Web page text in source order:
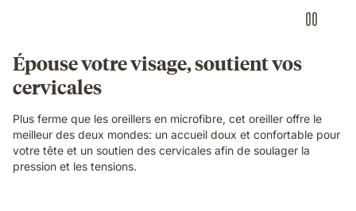
Épouse votre visage, soutient vos
cervicales
Plus ferme que les oreillers en microfibre, cet oreiller offre le
meilleur des deux mondes: un accueil doux et confortable pour
votre tête et un soutien des cervicales afin de soulager la
pression et les tensions.